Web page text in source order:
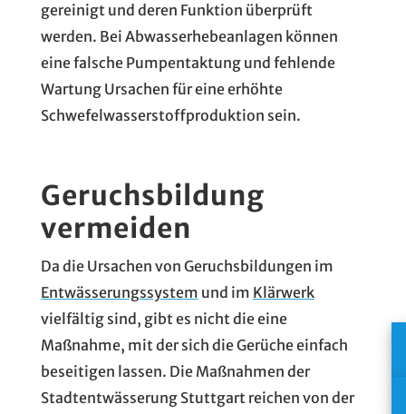
gereinigt und deren Funktion überprüft
werden. Bei Abwasserhebeanlagen können
eine falsche Pumpentaktung und fehlende
Wartung Ursachen für eine erhöhte
Schwefelwasserstoffproduktion sein.
Geruchsbildung
vermeiden
Da die Ursachen von Geruchsbildungen im
Entwässerungssystem und im Klärwerk
vielfältig sind, gibt es nicht die eine
Maßnahme, mit der sich die Gerüche einfach
beseitigen lassen. Die Maßnahmen der
Stadtentwässerung Stuttgart reichen von der